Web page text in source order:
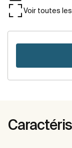
Voir toutes